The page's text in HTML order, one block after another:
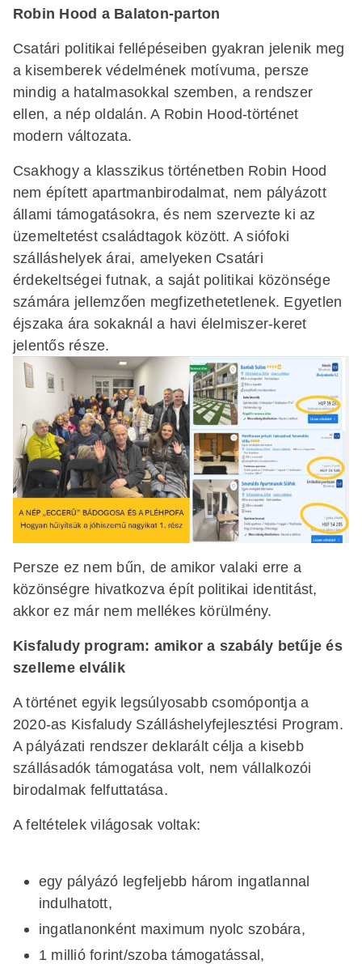
Robin Hood a Balaton-parton
Csatári politikai fellépéseiben gyakran jelenik meg
a kisemberek védelmének motívuma, persze
mindig a hatalmasokkal szemben, a rendszer
ellen, a nép oldalán. A Robin Hood-történet
modern változata.
Csakhogy a klasszikus történetben Robin Hood
nem épített apartmanbirodalmat, nem pályázott
állami támogatásokra, és nem szervezte ki az
üzemeltetést családtagok között. A siófoki
szálláshelyek árai, amelyeken Csatári
érdekeltségei futnak, a saját politikai közönsége
számára jellemzően megfizethetetlenek. Egyetlen
éjszaka ára sokaknál a havi élelmiszer-keret
jelentős része.
Persze ez nem bűn, de amikor valaki erre a
közönségre hivatkozva épít politikai identitást,
akkor ez már nem mellékes körülmény.
Kisfaludy program: amikor a szabály betűje és
szelleme elválik
A történet egyik legsúlyosabb csomópontja a
2020-as Kisfaludy Szálláshelyfejlesztési Program.
A pályázati rendszer deklarált célja a kisebb
szállásadók támogatása volt, nem vállalkozói
birodalmak felfuttatása.
A feltételek világosak voltak:
egy pályázó legfeljebb három ingatlannal
indulhatott,
ingatlanonként maximum nyolc szobára,
1 millió forint/szoba támogatással,